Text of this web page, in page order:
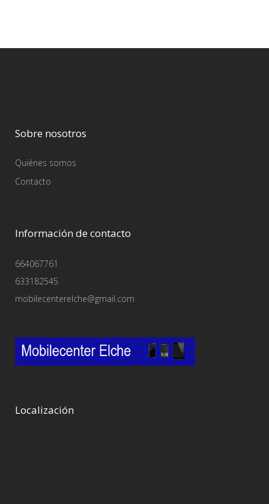
Sobre nosotros
Quiénes somos
Contacto
Información de contacto
664067761
633182545
mobilecenterelche@gmail.com
Localización